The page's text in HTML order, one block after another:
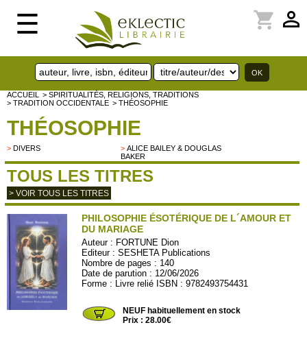
☰ perm_identity
shopping_cart
ACCUEIL
> SPIRITUALITÉS, RELIGIONS, TRADITIONS
> TRADITION OCCIDENTALE > THÉOSOPHIE
THÉOSOPHIE
> DIVERS >ALICE BAILEY & DOUGLAS
BAKER
TOUS LES TITRES
> VOIR TOUS LES TITRES
PHILOSOPHIE ÉSOTÉRIQUE DE L´AMOUR ET
DU MARIAGE
Auteur : FORTUNE Dion
Editeur :SESHETA Publications
Nombre de pages : 140
Date de parution : 12/06/2026
Forme : Livre relié ISBN : 9782493754431
NEUF habituellement en stock
Prix : 28.00€